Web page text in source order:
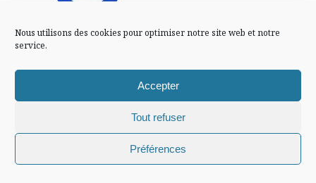
Nous utilisons des cookies pour optimiser notre site web et notre
service.
Accepter
Tout refuser
Préférences
peintrefiguratif
la photo avec les vignes de
belles couleurs et toi au
milieu est magnifique en